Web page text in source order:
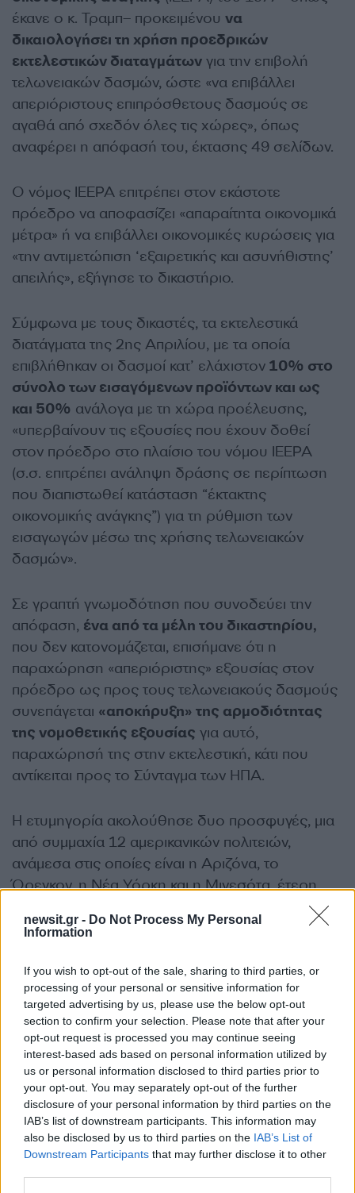
newsit.gr - Do Not Process My Personal
Information
If you wish to opt-out of the sale, sharing to third parties, or
processing of your personal or sensitive information for
targeted advertising by us, please use the below opt-out
section to confirm your selection. Please note that after your
opt-out request is processed you may continue seeing
interest-based ads based on personal information utilized by
us or personal information disclosed to third parties prior to
your opt-out. You may separately opt-out of the further
disclosure of your personal information by third parties on the
IAB’s list of downstream participants. This information may
also be disclosed by us to third parties on the IAB’s List of
Downstream Participants that may further disclose it to other
έκανε ο κ. Τραμπ– προκειμένου να
δικαιολογήσει τη χρήση προεδρικών
εκτελεστικών διαταγμάτων για την επιβολή
τελωνειακών δασμών, ώστε «να επιβάλλει
απεριόριστους επιπρόσθετους δασμούς σε
αγαθά από σχεδόν όλες τις χώρες», όπως
αναφέρει η απόφασή του, έκτασης 49 σελίδων.
Ο νόμος IEEPA επιτρέπει στον εκάστοτε
πρόεδρο να αποφασίζει «απαραίτητα οικονομικά
μέτρα» ή να επιβάλλει οικονομικές κυρώσεις για
«την αντιμετώπιση ‘εξαιρετικής και ασυνήθιστης’
απειλής», εξήγησε το δικαστήριο.
Σύμφωνα με τους δικαστές, τα εκτελεστικά
διατάγματα της 2ης Απριλίου, με τα οποία
επιβλήθηκαν οι δασμοί κατ’ ελάχιστον 10% στο
σύνολο των εισαγόμενων προϊόντων και ως
και 50% ανάλογα με τη χώρα προέλευσης,
«υπερβαίνουν τις εξουσίες που έχουν δοθεί
στον πρόεδρο στο πλαίσιο του νόμου IEEPA
(σ.σ. επιτρέπει ανάληψη δράσης σε περίπτωση
που διαπιστωθεί κατάσταση “έκτακτης
οικονομικής ανάγκης”) για τη ρύθμιση των
εισαγωγών μέσω της χρήσης τελωνειακών
δασμών».
Σε γραπτή γνωμοδότηση που συνοδεύει την
απόφαση, ένα από τα μέλη του δικαστηρίου,
που δεν κατονομάζεται, επισήμανε ότι η
παραχώρηση «απεριόριστης» εξουσίας στον
πρόεδρο ως προς τους τελωνειακούς δασμούς
συνεπάγεται «αποκήρυξη» της αρμοδιότητας
της νομοθετικής εξουσίας για αυτό,
παραχώρησή της στην εκτελεστική, κάτι που
αντίκειται προς το Σύνταγμα των ΗΠΑ.
Η ετυμηγορία ακολούθησε δυο προσφυγές, μια
από συμμαχία 12 αμερικανικών πολιτειών,
ανάμεσα στις οποίες είναι η Αριζόνα, το
Όρεγκον, η Νέα Υόρκη και η Μινεσότα, έτερη
από συλλογικό φορέα μικρών επιχειρήσεων, που
πρόσαψαν στον Ντόναλντ Τραμπ και στην
ανήκουν στο Κογκρέσο.
Τη 2η Απριλίου, ή ημέρα της «απελευθέρωσης»,
όπως τη βάφτισε, ο Ρεπουμπλικάνος ανήγγειλε
κυμαινόμενους «ανταποδοτικούς» τελωνειακούς
δασμούς σε ουσιαστικά όλες τις χώρες του
κόσμου, προτού κάνει πίσω, αντιμέτωπος με τον
πανικό στις αγορές, ανακοινώνοντας παύση του
μέτρου για 90 ημέρες –διατηρώντας μολαταύτα
σε ισχύ τους δασμούς «βάσης» 10%–, ώστε να